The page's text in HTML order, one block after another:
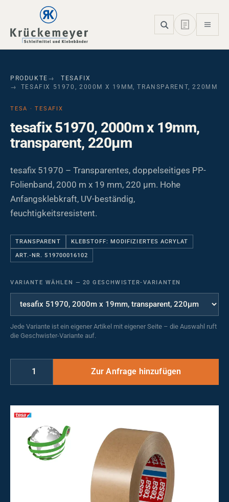
Skip to main navigation
Skip to main content
Skip to page footer
PRODUKTE
TESAFIX
TESAFIX 51970, 2000M X 19MM, TRANSPARENT, 220ΜM
TESA · TESAFIX
tesafix 51970, 2000m x 19mm,
transparent, 220µm
tesafix 51970 – Transparentes, doppelseitiges PP-
Folienband, 2000 m x 19 mm, 220 µm. Hohe
Anfangsklebkraft, UV-beständig,
feuchtigkeitsresistent.
TRANSPARENT KLEBSTOFF: MODIFIZIERTES ACRYLAT
ART.-NR. 519700016102
VARIANTE WÄHLEN — 20 GESCHWISTER-VARIANTEN
Jede Variante ist ein eigener Artikel mit eigener Seite – die Auswahl ruft
die Geschwister-Variante auf.